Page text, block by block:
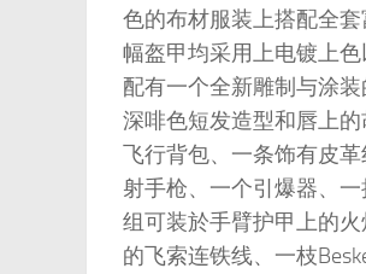
色的布材服装上搭配全
幅盔甲均采用上电镀上
配有一个全新雕制与涂
深啡色短发造型和唇上
飞行背包、一条饰有皮
射手枪、一个引爆器、
组可装於手臂护甲上的
的飞索连铁线、一枝